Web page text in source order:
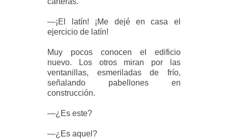
—¡El latín! ¡Me dejé en casa el
ejercicio de latín!
Muy pocos conocen el edificio
nuevo. Los otros miran por las
ventanillas, esmeriladas de frío,
señalando pabellones en
construcción.
—¿Es este?
—¿Es aquel?